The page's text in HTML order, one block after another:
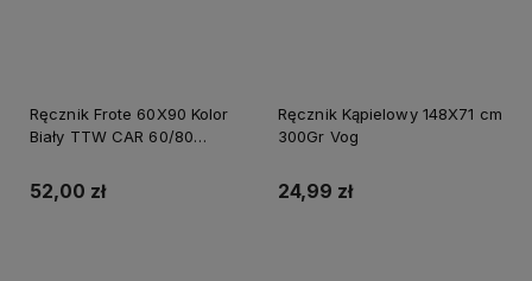
Ręcznik Frote 60X90 Kolor
Biały TTW CAR 60/80
52,00 zł
Ręcznik Kąpielowy 148X71 cm
300Gr Vog
24,99 zł